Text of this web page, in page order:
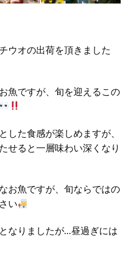
ウオの出荷を頂きました
魚ですが、旬を迎えるこの
した食感が楽しめますが、
せると一層味わい深くなり
お魚ですが、旬ならではの
い
なりましたが…昼過ぎには